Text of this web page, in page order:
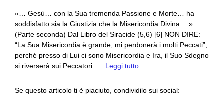
«… Gesù… con la Sua tremenda Passione e Morte… ha
soddisfatto sia la Giustizia che la Misericordia Divina… »
(Parte seconda) Dal Libro del Siracide (5,6) [6] NON DIRE:
“La Sua Misericordia è grande; mi perdonerà i molti Peccati”,
perché presso di Lui ci sono Misericordia e Ira, il Suo Sdegno
si riverserà sui Peccatori. … Leggi tutto
Se questo articolo ti è piaciuto, condividilo sui social: